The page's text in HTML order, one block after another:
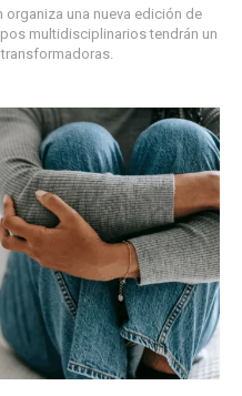
organiza una nueva edición de
multidisciplinarios tendrán un